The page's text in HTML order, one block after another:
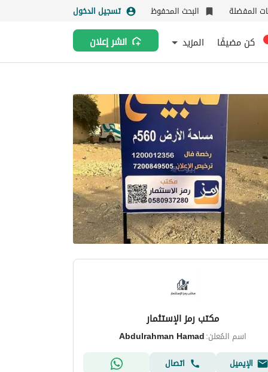
المفضلة البحث المحفوظ تسجيل الدخول
كن مضيفًا المزيد انشر إعلان
مكتب رمز الإستثمار
اسم المُعلن:Abdulrahman Hamad
الإيميل
اتصال